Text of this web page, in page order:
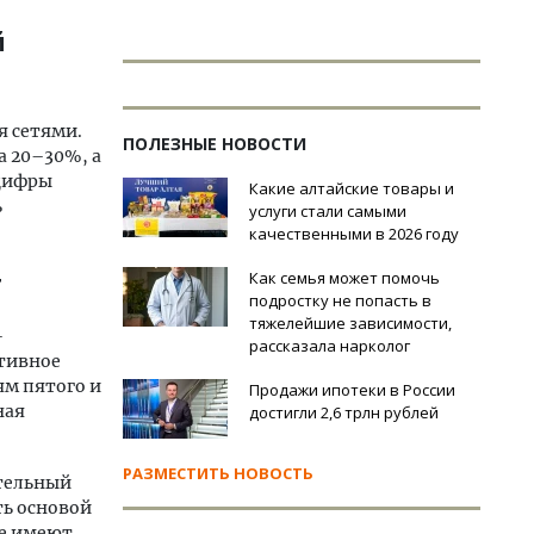
сетями.
20–30%, а
пятого и
основой
ПОЛЕЗНЫЕ НОВОСТИ
Какие алтайские товары и
услуги стали самыми
качественными в 2026 году
Как семья может помочь
подростку не попасть в
тяжелейшие зависимости,
рассказала нарколог
Продажи ипотеки в России
достигли 2,6 трлн рублей
РАЗМЕСТИТЬ НОВОСТЬ